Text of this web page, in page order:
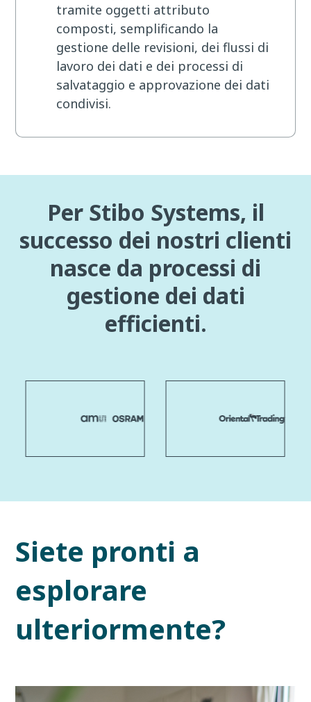
tramite oggetti attributo
composti, semplificando la
gestione delle revisioni, dei flussi di
lavoro dei dati e dei processi di
salvataggio e approvazione dei dati
condivisi.
Per Stibo Systems, il
successo dei nostri clienti
nasce da processi di
gestione dei dati
efficienti.
Siete pronti a
esplorare
ulteriormente?